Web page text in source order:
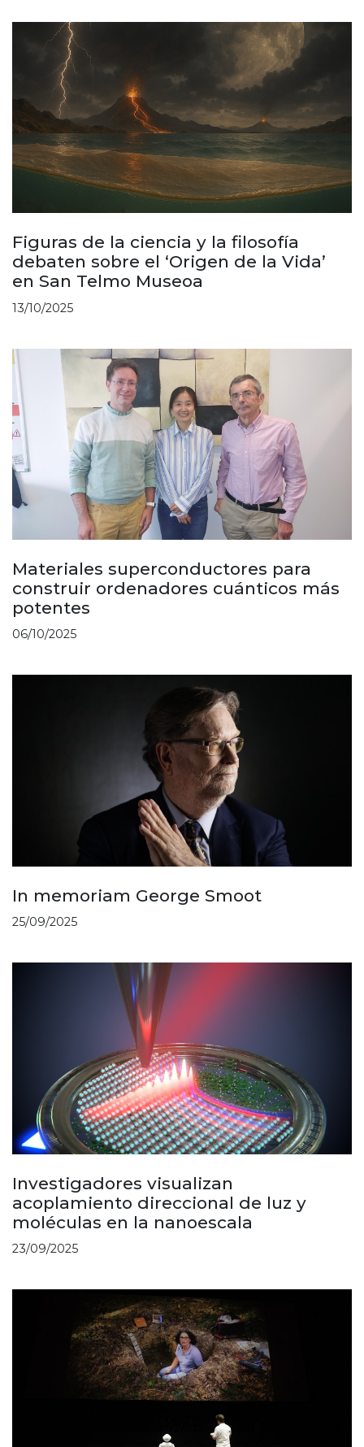
Figuras de la ciencia y la filosofía
debaten sobre el ‘Origen de la Vida’
en San Telmo Museoa
13/10/2025
Materiales superconductores para
construir ordenadores cuánticos más
potentes
06/10/2025
In memoriam George Smoot
25/09/2025
Investigadores visualizan
acoplamiento direccional de luz y
moléculas en la nanoescala
23/09/2025